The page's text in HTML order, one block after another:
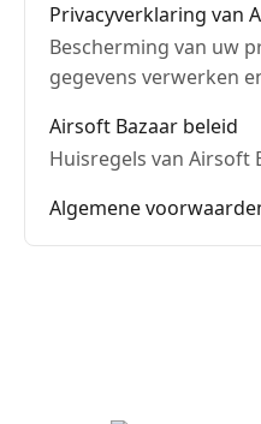
Privacyverklaring van
Bescherming van uw
gegevens verwerken
Airsoft Bazaar beleid
Huisregels van Airsoft
Algemene